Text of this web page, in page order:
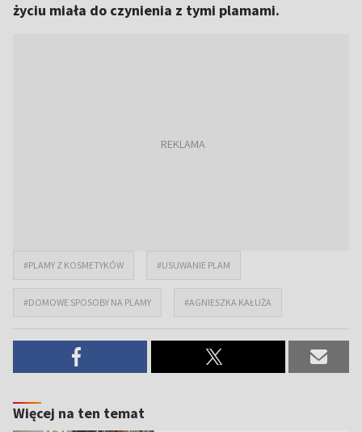
życiu miała do czynienia z tymi plamami.
#PLAMY Z KOSMETYKÓW #USUWANIE PLAM
#DOMOWE SPOSOBY NA PLAMY #AGNIESZKA KAŁUŻA
Więcej na ten temat